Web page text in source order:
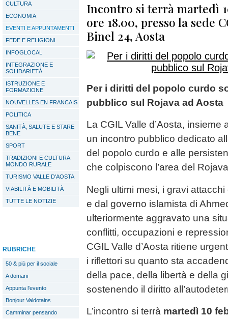
CULTURA
ECONOMIA
EVENTI E APPUNTAMENTI
FEDE E RELIGIONI
INFOGLOCAL
INTEGRAZIONE E
SOLIDARIETÀ
ISTRUZIONE E
FORMAZIONE
NOUVELLES EN FRANCAIS
POLITICA
SANITÀ, SALUTE E STARE
BENE
SPORT
TRADIZIONI E CULTURA
MONDO RURALE
TURISMO VALLE D'AOSTA
VIABILITÀ E MOBILITÀ
TUTTE LE NOTIZIE
RUBRICHE
50 & più per il sociale
A domani
Appunta l'evento
Bonjour Valdotains
Camminar pensando
Incontro si terrà martedì
ore 18.00, presso la sede
Binel 24, Aosta
Per i diritti del popolo curdo
pubblico sul Rojava ad Aosta
La CGIL Valle d’Aosta, insieme
un incontro pubblico dedicato
del popolo curdo e alle
che colpiscono l’area del
Negli ultimi mesi, i gravi
e dal governo islamista di
ulteriormente aggravato una
conflitti, occupazioni e
CGIL Valle d’Aosta ritiene
i riflettori su quanto sta
della pace, della libertà e della
sostenendo il diritto
L’incontro si terrà martedì 10